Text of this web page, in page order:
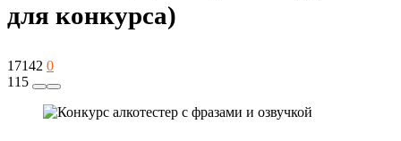
для конкурса)
17142 0
115